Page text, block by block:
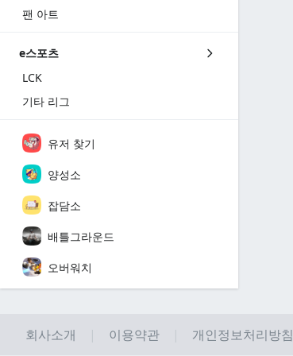
팬 아트
e스포츠
LCK
기타 리그
유저 찾기
양성소
잡담소
배틀그라운드
오버워치
회사소개 이용약관 개인정보처리방침